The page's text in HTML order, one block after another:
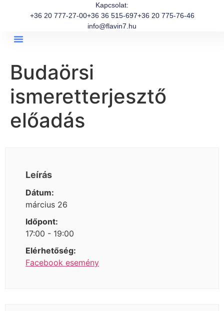
Kapcsolat:
+36 20 777-27-00+36 36 515-697+36 20 775-76-46
info@flavin7.hu
Budaörsi
ismeretterjesztő
előadás
Leírás
Dátum:
március 26
Időpont:
17:00 - 19:00
Elérhetőség:
Facebook esemény